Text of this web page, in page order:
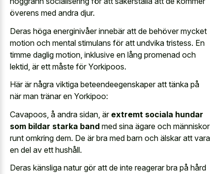
överens med andra djur.
Deras höga energinivåer innebär att de behöver mycket
motion och mental stimulans för att undvika tristess. En
timme daglig motion, inklusive en lång promenad och
lektid, är ett måste för Yorkipoos.
Här är några viktiga beteendeegenskaper att tänka på
när man tränar en Yorkipoo:
Cavapoos, å andra sidan, är extremt sociala hundar
som bildar starka band med sina ägare och människor
runt omkring dem. De är bra med barn och älskar att vara
en del av ett hushåll.
Deras känsliga natur gör att de inte reagerar bra på hård